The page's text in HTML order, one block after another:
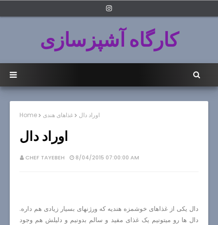
کارگاه آشپزسازی
Home غذاهای هندی اوراد دال
اوراد دال
CHEF TAYEBEH 8/04/2015 07:00:00 AM
دال یکی از غذاهای خوشمزه هندیه که ورژنهای بسیار زیادی هم داره.
دال ها رو میتونیم یک غذای مفید و سالم بدونیم و دلیلش هم وجود